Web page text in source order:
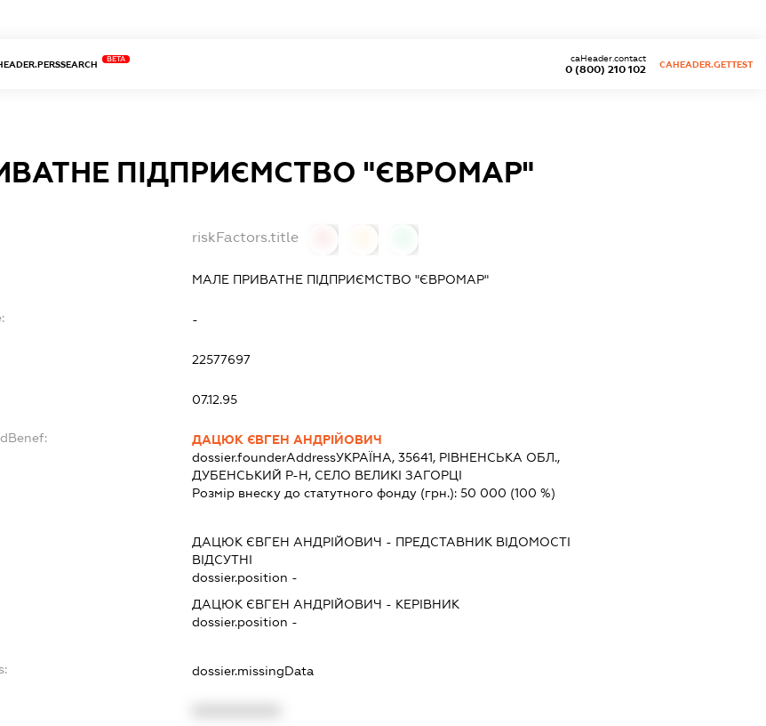
BETA
0 (800) 210 102
caHeader.contact
CAHEADER.GETTEST
ПІДПРИЄМСТВО "ЄВРОМАР"
riskFactors.title
МАЛЕ ПРИВАТНЕ ПІДПРИЄМСТВО "ЄВРОМАР"
-
22577697
07.12.95
ДАЦЮК ЄВГЕН АНДРІЙОВИЧ
dossier.founderAddressУКРАЇНА, 35641, РІВНЕНСЬКА ОБЛ.,
ДУБЕНСЬКИЙ Р-Н, СЕЛО ВЕЛИКІ ЗАГОРЦІ
Розмір внеску до статутного фонду (грн.): 50 000 (100 %)
ДАЦЮК ЄВГЕН АНДРІЙОВИЧ - ПРЕДСТАВНИК ВІДОМОСТІ
ВІДСУТНІ
dossier.position -
ДАЦЮК ЄВГЕН АНДРІЙОВИЧ - КЕРІВНИК
dossier.position -
dossier.missingData